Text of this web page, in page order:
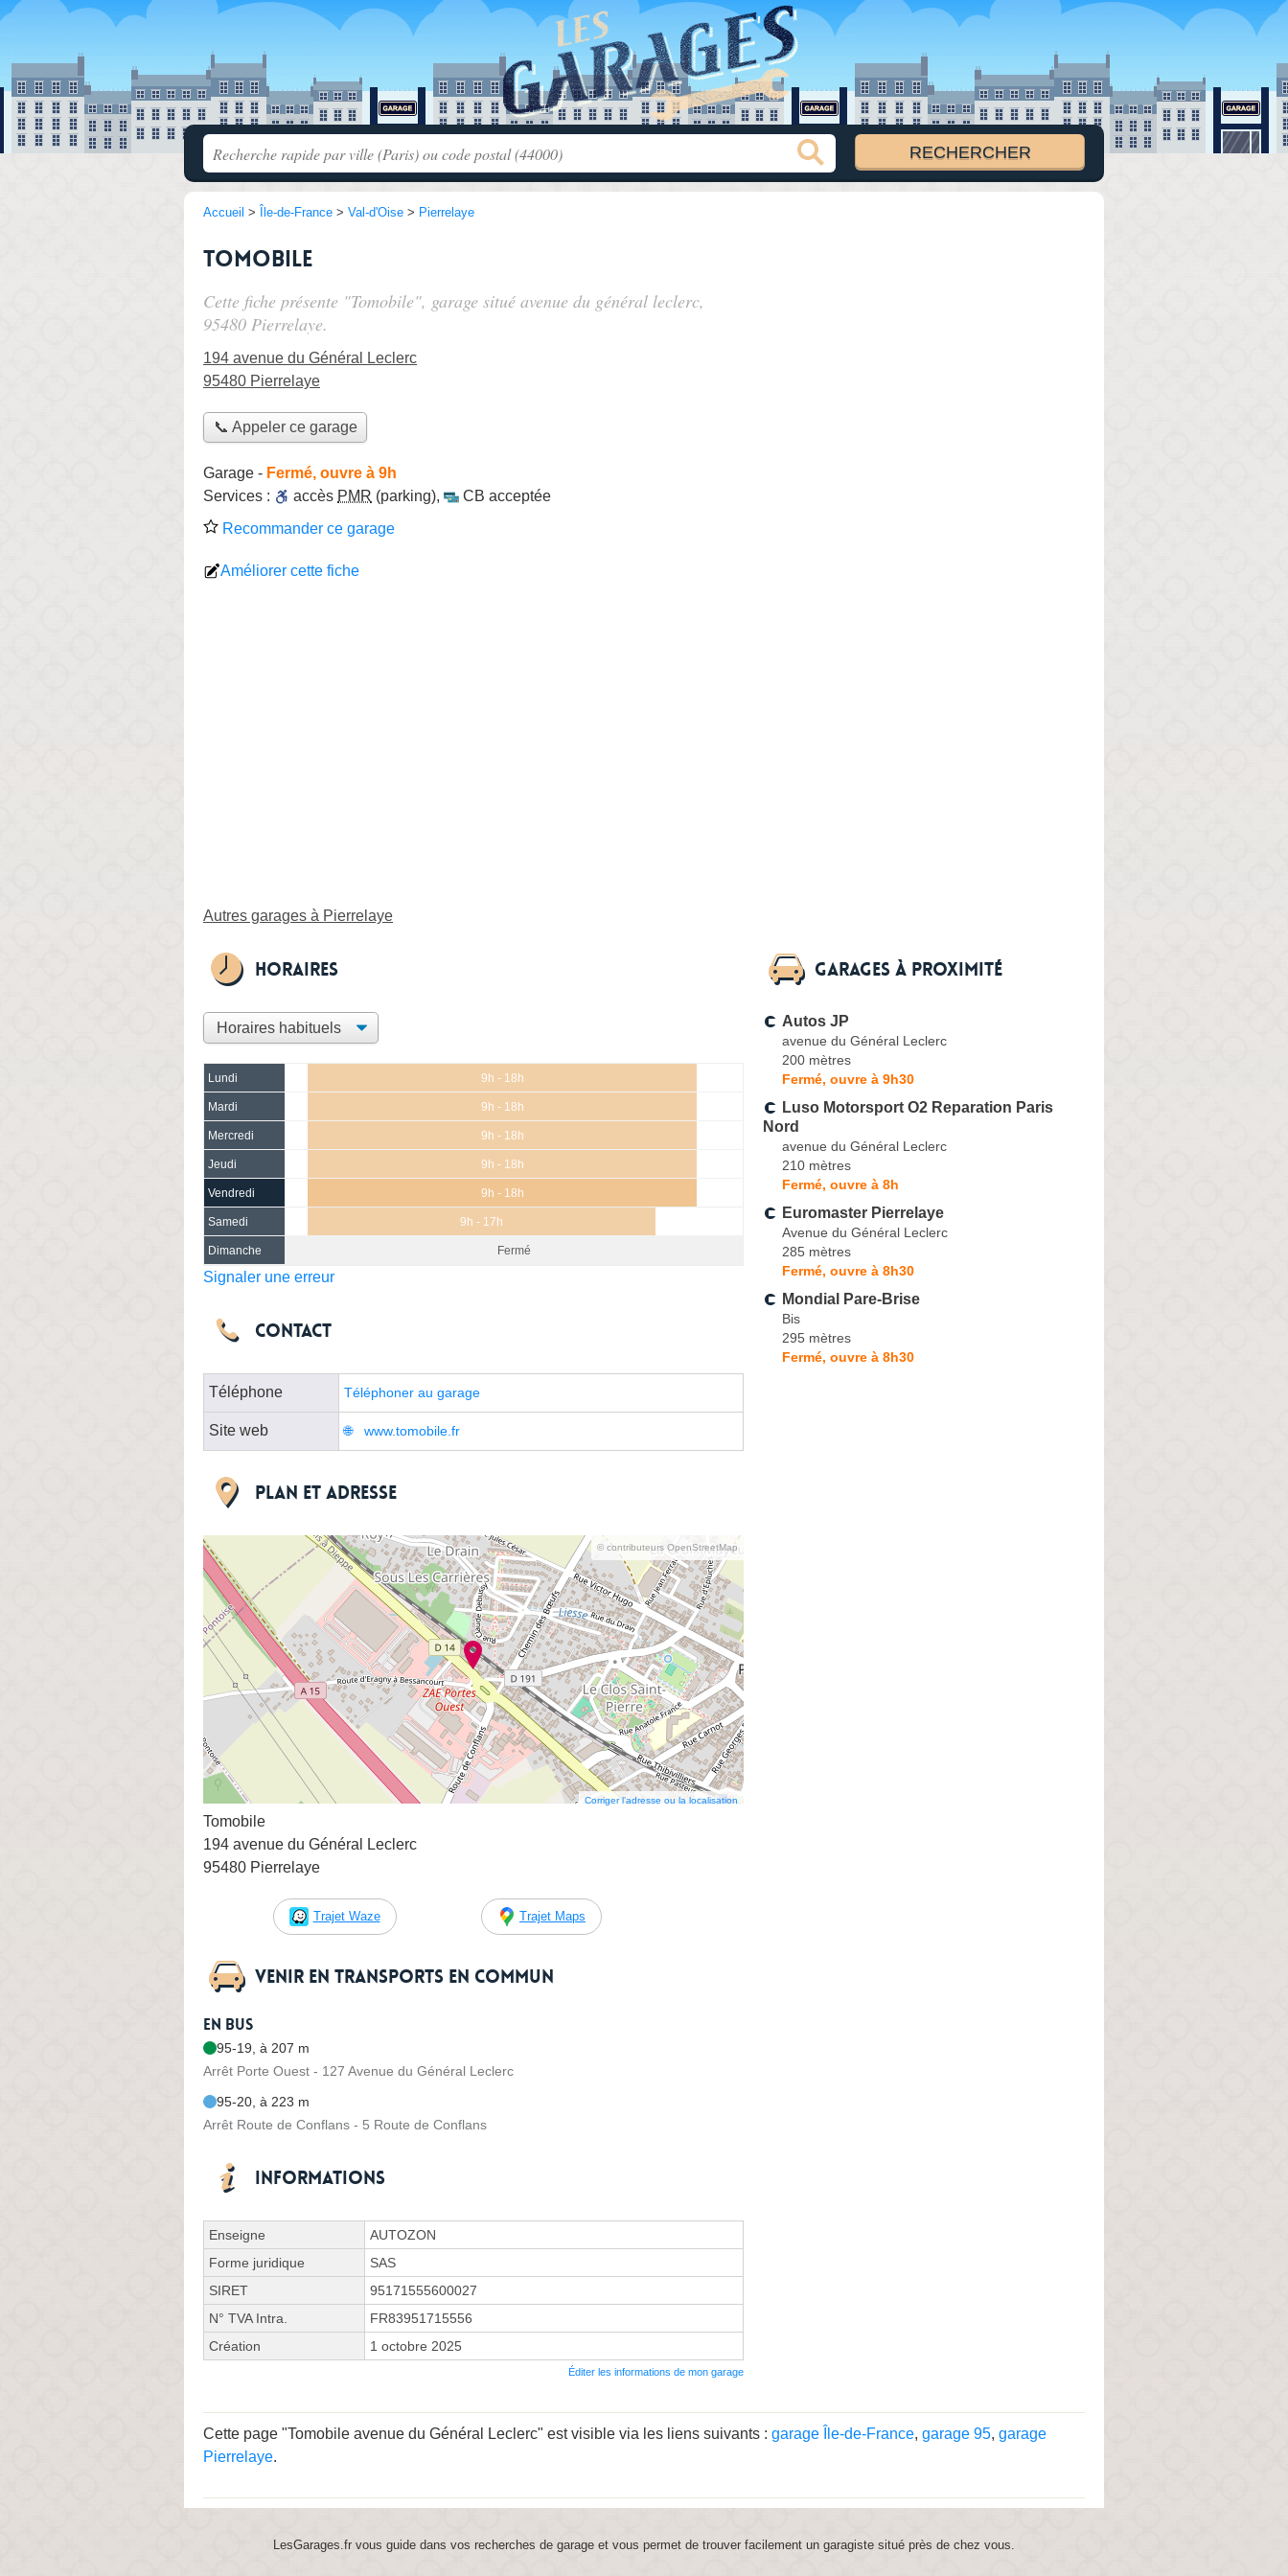
Accueil > Île-de-France > Val-d'Oise > Pierrelaye
Tomobile
Cette fiche présente "Tomobile", garage situé avenue du général leclerc,
95480 Pierrelaye.
194 avenue du Général Leclerc
95480 Pierrelaye
📞 Appeler ce garage
Garage - Fermé, ouvre à 9h
Services :
accès PMR (parking),
CB acceptée
Recommander ce garage
Améliorer cette fiche
Autres garages à Pierrelaye
Horaires
Lundi 9h - 18h
Mardi 9h - 18h
Mercredi 9h - 18h
Jeudi 9h - 18h
Vendredi 9h - 18h
Samedi 9h - 17h
Dimanche Fermé
Signaler une erreur
Contact
Téléphone Téléphoner au garage
Site web www.tomobile.fr
Plan et adresse
© contributeurs OpenStreetMap
Corriger l’adresse ou la localisation
Tomobile
194 avenue du Général Leclerc
95480 Pierrelaye
Trajet Waze Trajet Maps
Venir en transports en commun
En bus
95-19, à 207 m
Arrêt Porte Ouest - 127 Avenue du Général Leclerc
95-20, à 223 m
Arrêt Route de Conflans - 5 Route de Conflans
Informations
Enseigne
AUTOZON
Forme juridique
SAS
SIRET
95171555600027
N° TVA Intra.
FR83951715556
Création
1 octobre 2025
Éditer les informations de mon garage
Garages à proximité
Autos JP
avenue du Général Leclerc
200 mètres
Fermé, ouvre à 9h30
Luso Motorsport O2 Reparation Paris
Nord
avenue du Général Leclerc
210 mètres
Fermé, ouvre à 8h
Euromaster Pierrelaye
Avenue du Général Leclerc
285 mètres
Fermé, ouvre à 8h30
Mondial Pare-Brise
Bis
295 mètres
Fermé, ouvre à 8h30
Cette page "Tomobile avenue du Général Leclerc" est visible via les liens suivants : garage Île-de-France, garage 95, garage
Pierrelaye.
LesGarages.fr vous guide dans vos recherches de garage et vous permet de trouver facilement un garagiste situé près de chez vous.